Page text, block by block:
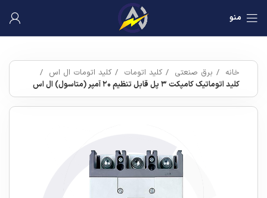
منو
خانه برق صنعتی کلید اتومات
کلید اتومات ال اس
کلید اتوماتیک کامپکت ۳ پل قابل تنظیم ۲۰ آمپر (متاسول) ال اس